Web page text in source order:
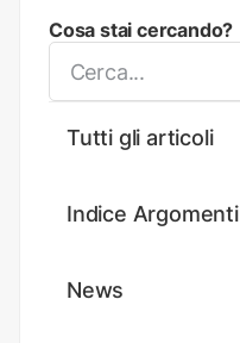
Cosa stai cercando?
Tutti gli articoli
Indice Argomenti
News